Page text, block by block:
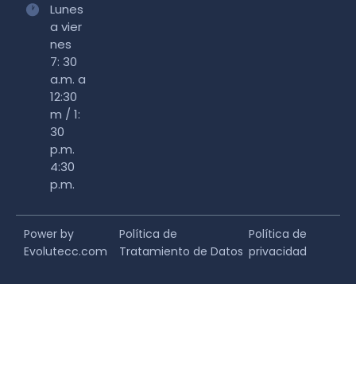
Lunes
a vier
nes
7: 30
a.m. a
12:30
m / 1:
30
p.m.
4:30
p.m.
Power by
Evolutecc.com
Política de
Tratamiento de Datos
Política de
privacidad